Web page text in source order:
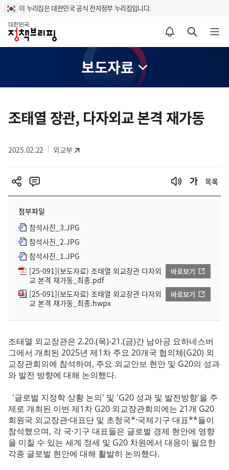
이 누리집은 대한민국 공식 전자정부 누리집입니다.
홈
알림설정 바로가기 검색 바로가기 메뉴 열기
보도자료
텐
츠
역
조태열 장관, 다자외교 본격 재가동
2025.02.22 외교부
목록
첨부파일
참석사진_3.JPG
참석사진_2.JPG
참석사진_1.JPG
[25-091](보도자료) 조태열 외교장관 다자외
교 본격 재가동_최종.pdf
바로보기
[25-091](보도자료) 조태열 외교장관 다자외
교 본격 재가동_최종.hwpx
바로보기
조태열 외교장관은 2.20.(목)-21.(금)간 남아공 요하네스버
그에서 개최된 2025년 제1차 주요 20개국 협의체(G20) 외
교장관회의에 참석하여, 주요 외교안보 현안 및 G20의 성과
와 발전 방향에 대해 논의했다.
'글로벌 지정학 상황 논의' 및 'G20 성과 및 발전방향'을 주
제로 개최된 이번 제1차 G20 외교장관회의에는 21개 G20
회원국 외교장관·대표단 및 초청국*·국제기구 대표**들이
참석했으며, 각 국·기구 대표들은 글로벌 경제 현안에 영향
을 미칠 수 있는 세계 정세 및 G20 차원에서 대응이 필요한
각종 글로벌 현안에 대해 활발히 논의했다.